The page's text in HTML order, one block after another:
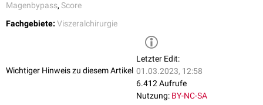
Magenbypass, Score
Fachgebiete: Viszeralchirurgie
Wichtiger Hinweis zu diesem Artikel
Letzter Edit:
01.03.2023, 12:58
6.412 Aufrufe
Nutzung: BY-NC-SA